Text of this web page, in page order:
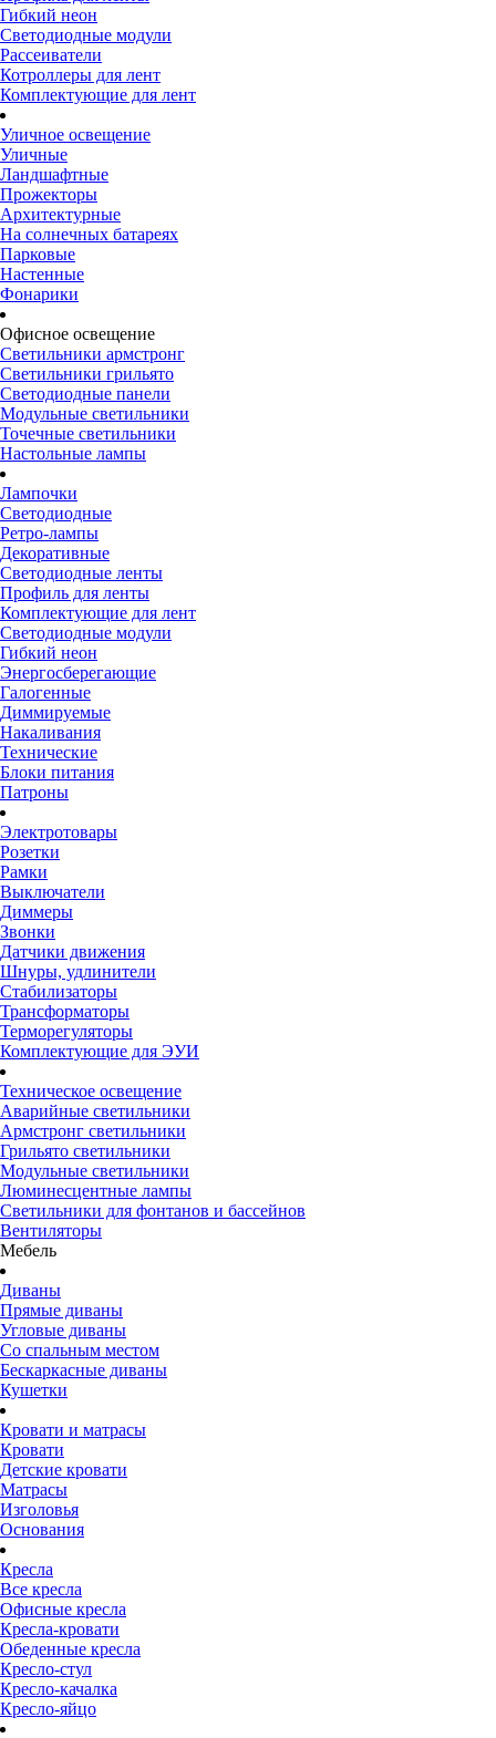
Гибкий неон
Светодиодные модули
Рассеиватели
Котроллеры для лент
Комплектующие для лент
Уличное освещение
Уличные
Ландшафтные
Прожекторы
Архитектурные
На солнечных батареях
Парковые
Настенные
Фонарики
Офисное освещение
Светильники армстронг
Светильники грильято
Светодиодные панели
Модульные светильники
Точечные светильники
Настольные лампы
Лампочки
Светодиодные
Ретро-лампы
Декоративные
Светодиодные ленты
Профиль для ленты
Комплектующие для лент
Светодиодные модули
Гибкий неон
Энергосберегающие
Галогенные
Диммируемые
Накаливания
Технические
Блоки питания
Патроны
Электротовары
Розетки
Рамки
Выключатели
Диммеры
Звонки
Датчики движения
Шнуры, удлинители
Стабилизаторы
Трансформаторы
Терморегуляторы
Комплектующие для ЭУИ
Техническое освещение
Аварийные светильники
Армстронг светильники
Грильято светильники
Модульные светильники
Люминесцентные лампы
Светильники для фонтанов и бассейнов
Вентиляторы
Мебель
Диваны
Прямые диваны
Угловые диваны
Со спальным местом
Бескаркасные диваны
Кушетки
Кровати и матрасы
Кровати
Детские кровати
Матрасы
Изголовья
Основания
Кресла
Все кресла
Офисные кресла
Кресла-кровати
Обеденные кресла
Кресло-стул
Кресло-качалка
Кресло-яйцо